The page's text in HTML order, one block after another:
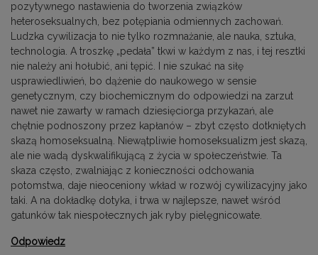
pozytywnego nastawienia do tworzenia związków
heteroseksualnych, bez potępiania odmiennych zachowań.
Ludzka cywilizacja to nie tylko rozmnażanie, ale nauka, sztuka,
technologia. A troszkę „pedała” tkwi w każdym z nas, i tej resztki
nie należy ani hołubić, ani tępić. I nie szukać na siłę
usprawiedliwień, bo dążenie do naukowego w sensie
genetycznym, czy biochemicznym do odpowiedzi na zarzut
nawet nie zawarty w ramach dziesięciorga przykazań, ale
chętnie podnoszony przez kapłanów – zbyt często dotkniętych
skazą homoseksualną. Niewątpliwie homoseksualizm jest skazą,
ale nie wadą dyskwalifikującą z życia w społeczeństwie. Ta
skaza często, zwalniając z konieczności odchowania
potomstwa, daje nieoceniony wkład w rozwój cywilizacyjny jako
taki. A na dokładkę dotyka, i trwa w najlepsze, nawet wśród
gatunków tak niespołecznych jak ryby pielęgnicowate.
Odpowiedz